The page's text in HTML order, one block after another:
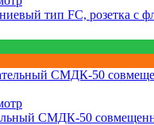
тип FC, розетка с
СМДК-50